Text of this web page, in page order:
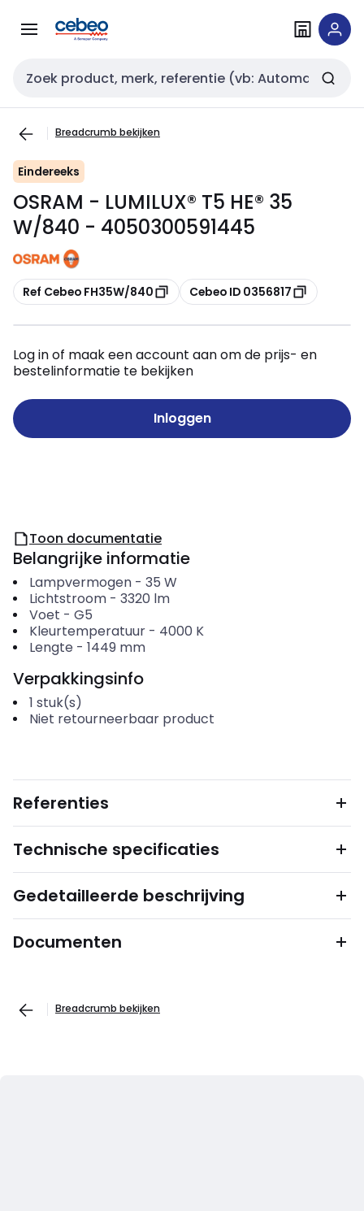
naar
naar
Zoekveld invoer
Breadcrumb bekijken
Eindereeks
OSRAM - LUMILUX® T5 HE® 35
W/840 - 4050300591445
Kopiëren
Ref Cebeo FH35W/840 Kopiëren
Cebeo ID 0356817
Log in of maak een account aan om de prijs- en
bestelinformatie te bekijken
Inloggen
Toon documentatie
Belangrijke informatie
Lampvermogen- 35 W
Lichtstroom- 3320 lm
Voet - G5
Kleurtemperatuur- 4000 K
Lengte - 1449 mm
Verpakkingsinfo
1 stuk(s)
Niet retourneerbaar product
Referenties
Technische specificaties
Gedetailleerde beschrijving
Documenten
Breadcrumb bekijken